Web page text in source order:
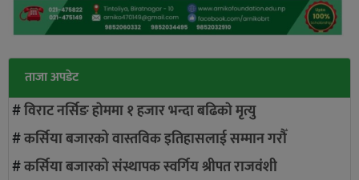
ताजा अपडेट
#विराट नर्सिङ हाेममा १ हजार भन्दा बढिकाे मृत्यु
#कर्सिया बजारको वास्तविक इतिहासलाई सम्मान गरौँ
#कर्सिया बजारको संस्थापक स्वर्गिय श्रीपत राजवंशी